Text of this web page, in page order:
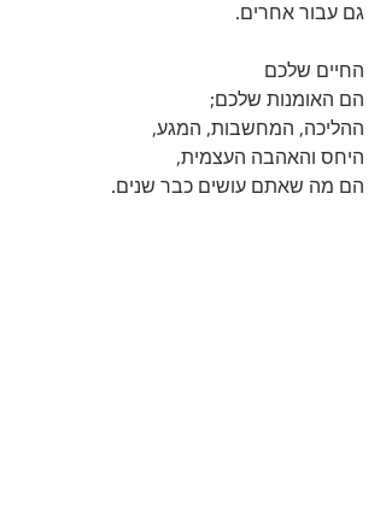
גם עבור אחרים.
החיים שלכם
הם האומנות שלכם;
ההליכה, המחשבות, המגע,
היחס והאהבה העצמית,
הם מה שאתם עושים כבר שנים.